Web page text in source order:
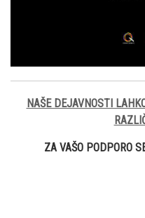
NAŠE DEJAVNOSTI
ZA VAŠO PODPORO